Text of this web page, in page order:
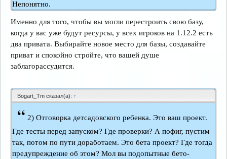
Непонятно.
Именно для того, чтобы вы могли перестроить свою базу,
когда у вас уже будут ресурсы, у всех игроков на 1.12.2 есть
два привата. Выбирайте новое место для базы, создавайте
приват и спокойно стройте, что вашей душе
заблагорассудится.
Bogart_Tm сказал(а): ↑
“ 2) Отговорка детсадовского ребенка. Это ваш проект.
Где тесты перед запуском? Где проверки? А пофиг, пустим
так, потом по пути доработаем. Это бета проект? Где тогда
предупреждение об этом? Мол вы подопытные бето-